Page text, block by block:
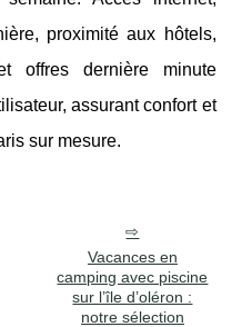
proximité aux hôtels,
offres dernière minute
assurant confort et
sur mesure.
Vacances en
camping avec piscine
sur l’île d’oléron :
notre sélection